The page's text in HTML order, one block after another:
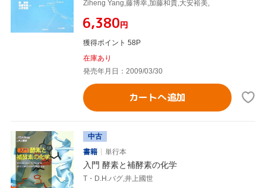
Ziheng Yang,藤博幸,加藤和貴,大安裕美,
¥6,380円
獲得ポイント 58P
在庫あり
発売年月日：2009/03/30
カートへ追加
中古
書籍
単行本
入門 酵素と補酵素の化学
T・D.H.バグ,井上國世